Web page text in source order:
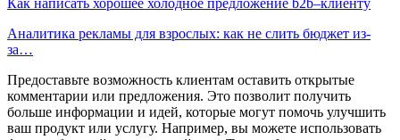
Аналитика рекламы для взрослых: как не слить бюджет из-
за…
Предоставьте возможность клиентам оставить открытые
комментарии или предложения. Это позволит получить
больше информации и идей, которые могут помочь улучшить
ваш продукт или услугу. Например, вы можете использовать